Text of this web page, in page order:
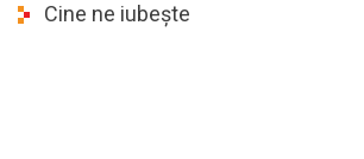
Cine ne iubește